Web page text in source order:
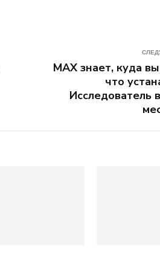
MAX знает, куда
что
Исследователь